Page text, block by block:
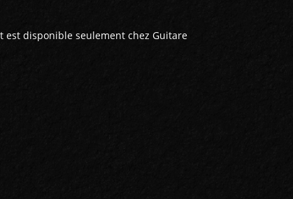
est disponible seulement chez Guitare